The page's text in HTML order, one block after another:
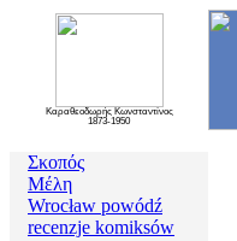
Καραθεοδωρής Κωνσταντίνος
1873-1950
Σκοπός
Μέλη
Wrocław powódź
recenzje komiksów